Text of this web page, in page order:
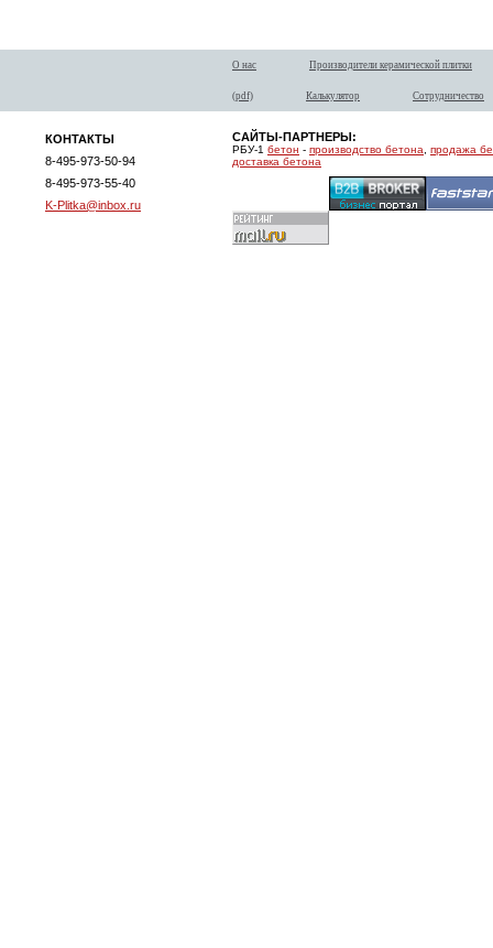
О нас Производители керамической плитки
(pdf) Калькулятор Сотрудничество
КОНТАКТЫ
8-495-973-50-94
8-495-973-55-40
K-Plitka@inbox.ru
САЙТЫ-ПАРТНЕРЫ:
РБУ-1 бетон - производство бетона
продажа
доставка бетона